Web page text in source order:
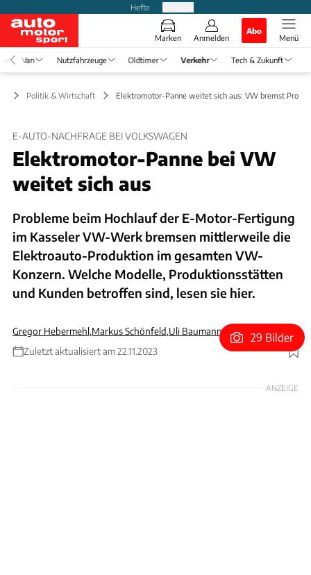
Hefte
Marken Anmelden
Abo
Menü
Van Nutzfahrzeuge Oldtimer Verkehr Tech & Zukunft
Politik & Wirtschaft Elektromotor-Panne weitet sich aus: VW bremst
E-AUTO-NACHFRAGE BEI VOLKSWAGEN
Elektromotor-Panne bei VW
weitet sich aus
Probleme beim Hochlauf der E-Motor-Fertigung
im Kasseler VW-Werk bremsen mittlerweile die
Elektroauto-Produktion im gesamten VW-
Konzern. Welche Modelle, Produktionsstätten
und Kunden betroffen sind, lesen sie hier.
Gregor Hebermehl,Markus Schönfeld,Uli Baumann (Co-Autor)
Zuletzt aktualisiert am 22.11.2023
Foto: Volkswagen AG
29 Bilder
ANZEIGE